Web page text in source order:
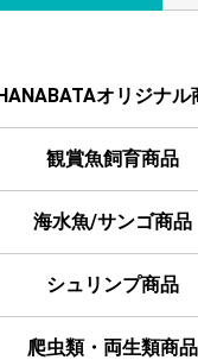
オリジナル
観賞魚飼育商品
海水魚/サンゴ商品
シュリンプ商品
爬虫類・両生類商品